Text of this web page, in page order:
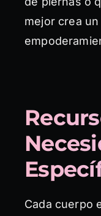
mejor crea
Cada cuerpo